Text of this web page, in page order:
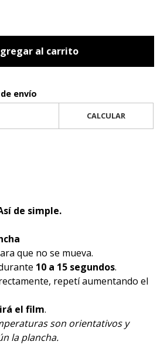
al carrito
envío
CALCULAR
de simple.
que no se mueva.
10 a 15 segundos.
repetí aumentando el
el film.
son orientativos y
la plancha.